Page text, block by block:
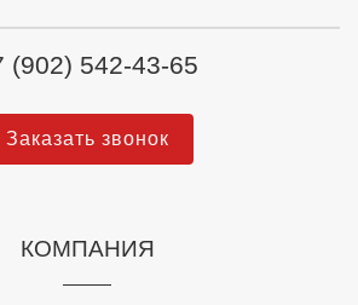
(902) 542-43-65
Заказать звонок
КОМПАНИЯ